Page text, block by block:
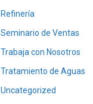
Refinería
Seminario de Ventas
Trabaja con Nosotros
Tratamiento de Aguas
Uncategorized